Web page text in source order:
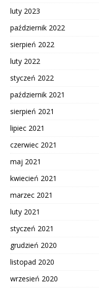
luty 2023
październik 2022
sierpień 2022
luty 2022
styczeń 2022
październik 2021
sierpień 2021
lipiec 2021
czerwiec 2021
maj 2021
kwiecień 2021
marzec 2021
luty 2021
styczeń 2021
grudzień 2020
listopad 2020
wrzesień 2020